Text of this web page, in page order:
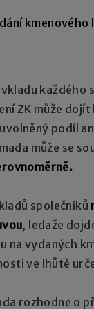
kmenového
každého
ZK může
podíl
může se
společníků
, ledaže
na vydaných
ve lhůtě
rozhodne o